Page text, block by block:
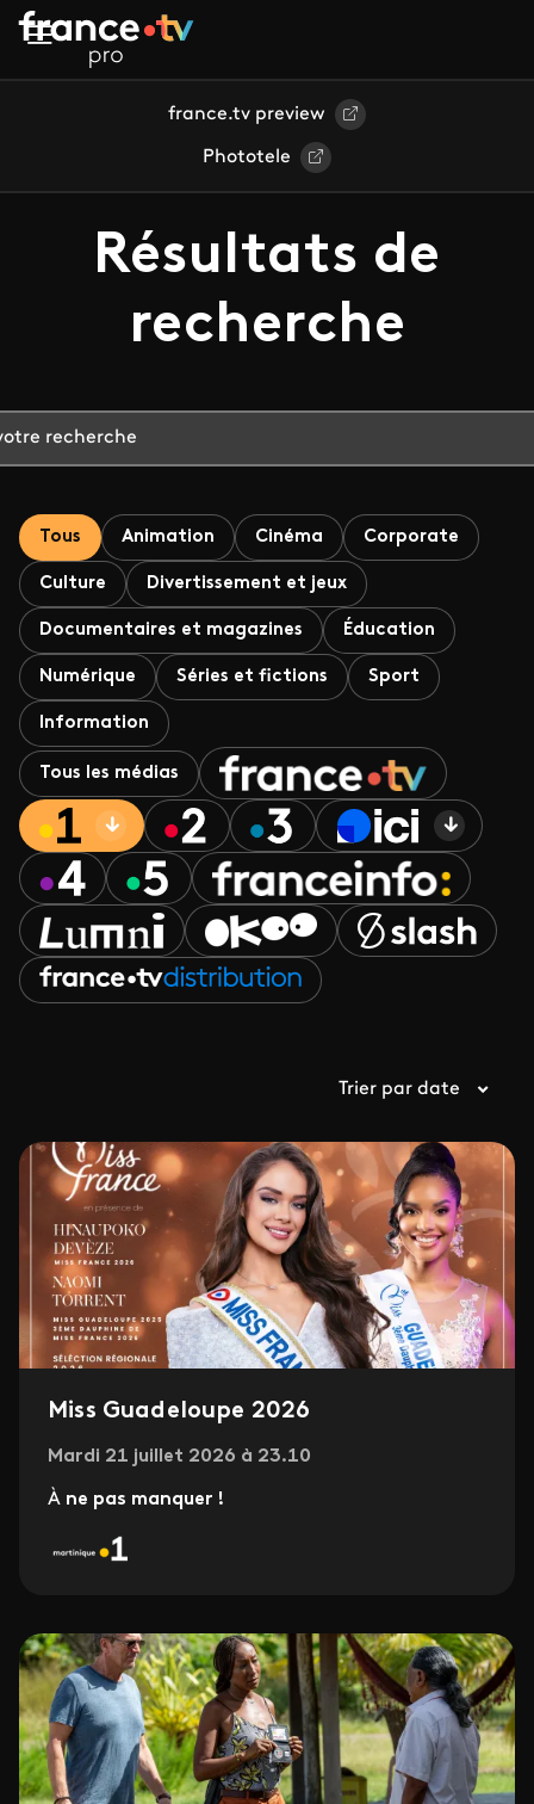
Aller au contenu principal
france.tv preview
Phototele
Résultats de
recherche
Tous Animation Cinéma Corporate
Culture Divertissement et jeux
Documentaires et magazines Éducation
Numérique Séries et fictions Sport
Information
Tous les médias
Trier par date
Miss Guadeloupe 2026
Mardi 21 juillet 2026 à 23.10
À ne pas manquer !